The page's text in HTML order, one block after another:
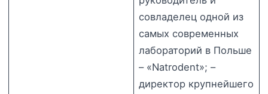
совладелец одной из
самых современных
лабораторий в Польше
– «Natrodent»; –
директор крупнейшего